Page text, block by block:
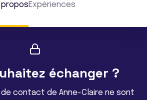
proposExpériences
échanger ?
contact de Anne-Claire ne sont